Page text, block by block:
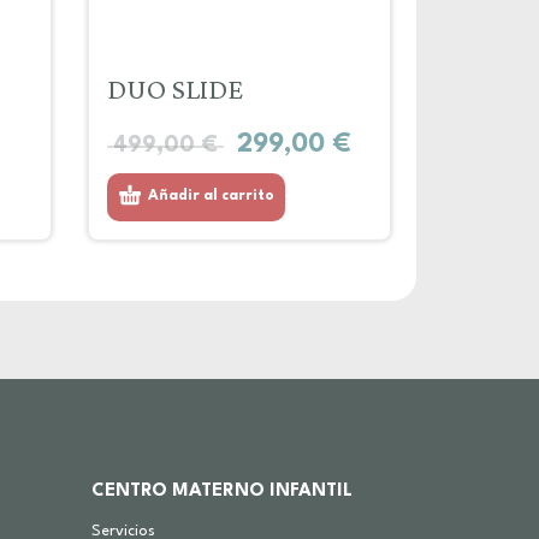
DUO SLIDE
499,00€ 299,00 €
Añadir al carrito
CENTRO MATERNO INFANTIL
Servicios